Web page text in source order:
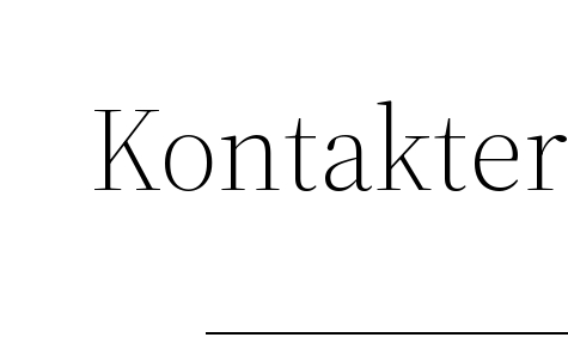
Kontakter